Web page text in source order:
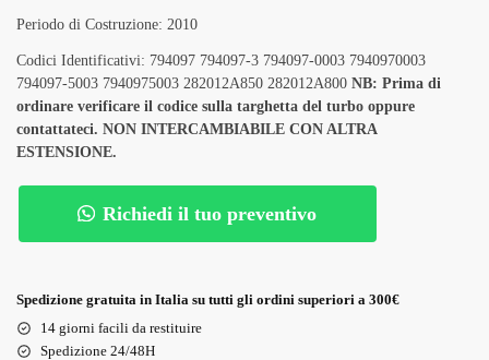
Periodo di Costruzione: 2010
Codici Identificativi: 794097 794097-3 794097-0003 7940970003
794097-5003 7940975003 282012A850 282012A800 NB: Prima di
ordinare verificare il codice sulla targhetta del turbo oppure
contattateci. NON INTERCAMBIABILE CON ALTRA
ESTENSIONE.
Richiedi il tuo preventivo
Spedizione gratuita in Italia su tutti gli ordini superiori a 300€
14 giorni facili da restituire
Spedizione 24/48H